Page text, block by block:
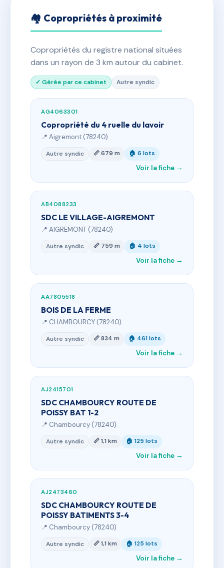
🏘 Copropriétés à proximité
Copropriétés du registre national situées
dans un rayon de 3 km autour du cabinet.
✓ Gérée par ce cabinet Autre syndic
AG4063301
Copropriété du 4 ruelle du lavoir
📍 Aigremont (78240)
Autre syndic 📏 679 m 🏠 6 lots
Voir la fiche →
AB4088233
SDC LE VILLAGE-AIGREMONT
📍 AIGREMONT (78240)
Autre syndic 📏 759 m 🏠 4 lots
Voir la fiche →
AA7805518
BOIS DE LA FERME
📍 CHAMBOURCY (78240)
Autre syndic 📏 834 m 🏠 461 lots
Voir la fiche →
AJ2415701
SDC CHAMBOURCY ROUTE DE
POISSY BAT 1-2
📍 Chambourcy (78240)
Autre syndic 📏 1,1 km 🏠 125 lots
Voir la fiche →
AJ2473460
SDC CHAMBOURCY ROUTE DE
POISSY BATIMENTS 3-4
📍 Chambourcy (78240)
Autre syndic 📏 1,1 km 🏠 125 lots
Voir la fiche →